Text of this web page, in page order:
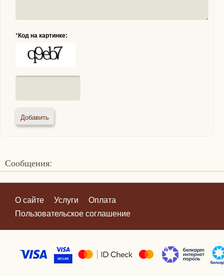
*Код на картинке:
Сообщения:
О сайте Услуги
Оплата
Пользовательское соглашение